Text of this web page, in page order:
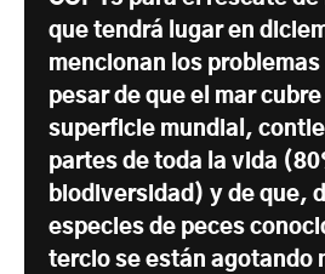
que tendrá lugar en
mencionan los
pesar de que el mar
superficie mundial,
partes de toda la vida
biodiversidad) y de que,
especies de peces
tercio se están agotando